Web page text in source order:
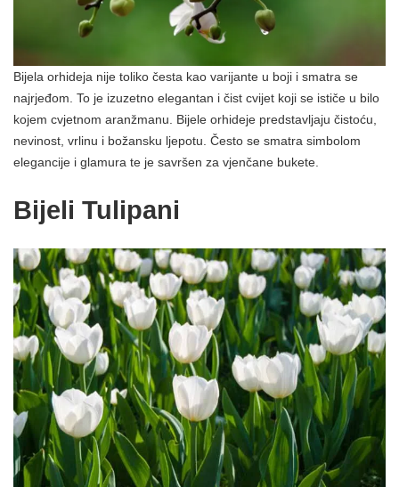
Bijela orhideja nije toliko česta kao varijante u boji i smatra se
najrjeđom. To je izuzetno elegantan i čist cvijet koji se ističe u bilo
kojem cvjetnom aranžmanu. Bijele orhideje predstavljaju čistoću,
nevinost, vrlinu i božansku ljepotu. Često se smatra simbolom
elegancije i glamura te je savršen za vjenčane bukete.
Bijeli Tulipani